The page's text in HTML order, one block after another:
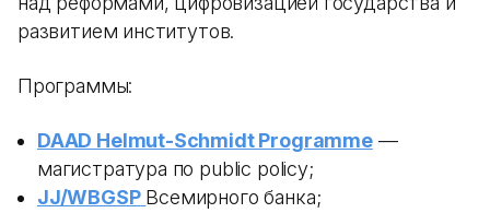
развитием институтов.
Программы:
DAAD Helmut-Schmidt Programme—
магистратура по public policy;
JJ/WBGSP Всемирного банка;